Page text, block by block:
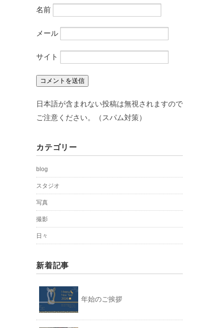
名前
メール
サイト
日本語が含まれない投稿は無視されますので
ご注意ください。（スパム対策）
カテゴリー
blog
スタジオ
写真
撮影
日々
新着記事
年始のご挨拶